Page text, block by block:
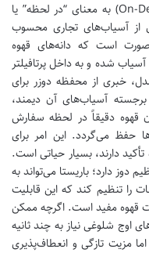
آسیاب‌های قهوه صنعتی آن دیمند (On-Demand) به معنای “در لحظه” یا
از آسیاب‌های تجاری محسوب
است که دانه‌های قهوه
شده و به داخل پرتافیلتر
خبری از محفظه دوزر برای
آسیاب‌های آن دیمند،
قهوه دقیقاً در لحظه سفارش
حفظ می‌گردد. این امر برای
دارند، بسیار حیاتی است.
دوز دارد؛ باریستا می‌تواند به
را تنظیم کند که این قابلیت
قهوه مفید است. اگرچه ممکن
اوج شلوغی نیاز به چند ثانیه
مزیت تازگی و انعطاف‌پذیری